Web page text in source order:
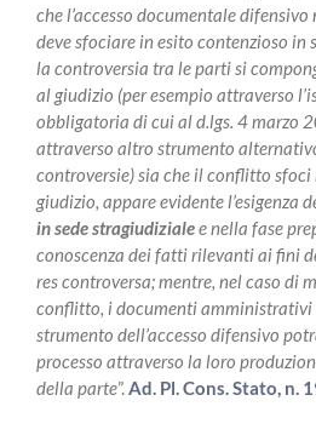
che l’accesso documentale
deve sfociare in esito contenzioso in
la controversia tra le parti si
al giudizio (per esempio attraverso
obbligatoria di cui al d.lgs. 4 marzo
attraverso altro strumento
controversie) sia che il conflitto sfoci
giudizio, appare evidente l’esigenza
in sede stragiudizialee nella fase
conoscenza dei fatti rilevanti ai fini
res controversa; mentre, nel caso di
conflitto, i documenti amministrativi
strumento dell’accesso difensivo
processo attraverso la loro
della parte”.Ad. Pl. Cons. Stato, n.